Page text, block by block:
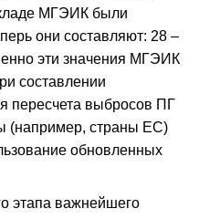
МГЭИК были
они составляют: 28 –
эти значения МГЭИК
составлении
пересчета выбросов ПГ
(например, страны ЕС)
обновленных
этапа важнейшего